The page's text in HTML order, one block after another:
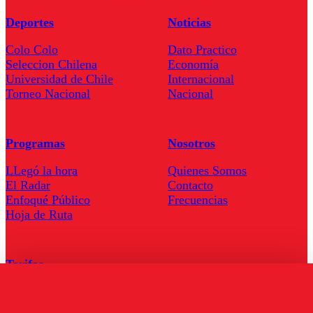
Deportes
Colo Colo
Seleccion Chilena
Universidad de Chile
Torneo Nacional
Noticias
Dato Practico
Economía
Internacional
Nacional
Programas
LLegó la hora
El Radar
Enfoqué Público
Hoja de Ruta
Nosotros
Quienes Somos
Contacto
Frecuencias
Tarifas